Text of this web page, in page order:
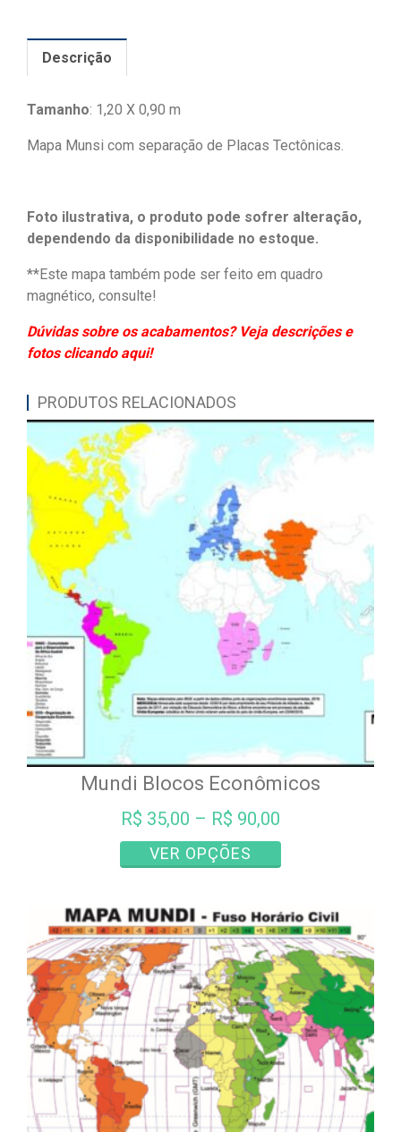
Descrição
Tamanho: 1,20 X 0,90 m
Mapa Munsi com separação de Placas Tectônicas.
Foto ilustrativa, o produto pode sofrer alteração,
dependendo da disponibilidade no estoque.
**Este mapa também pode ser feito em quadro
magnético, consulte!
Dúvidas sobre os acabamentos? Veja descrições e
fotos clicando aqui!
PRODUTOS RELACIONADOS
Mundi Blocos Econômicos
R$ 35,00 – R$ 90,00
VER OPÇÕES
produto
várias
variantes.
As
opções
podem
ser
escolhidas
na
página